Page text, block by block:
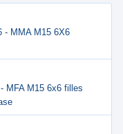
- MMA M15 6X6
MFA M15 6x6 filles